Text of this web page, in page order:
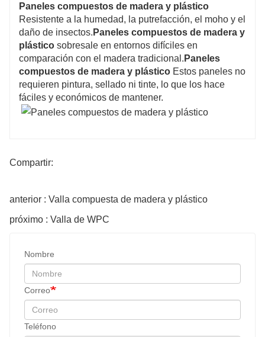
Paneles compuestos de madera y plástico
Resistente a la humedad, la putrefacción, el moho y el
daño de insectos. Paneles compuestos de madera y
plástico sobresale en entornos difíciles en
comparación con el madera tradicional. Paneles
compuestos de madera y plástico Estos paneles no
requieren pintura, sellado ni tinte, lo que los hace
fáciles y económicos de mantener.
Compartir:
anterior : Valla compuesta de madera y plástico
próximo : Valla de WPC
Nombre
Correo
Teléfono